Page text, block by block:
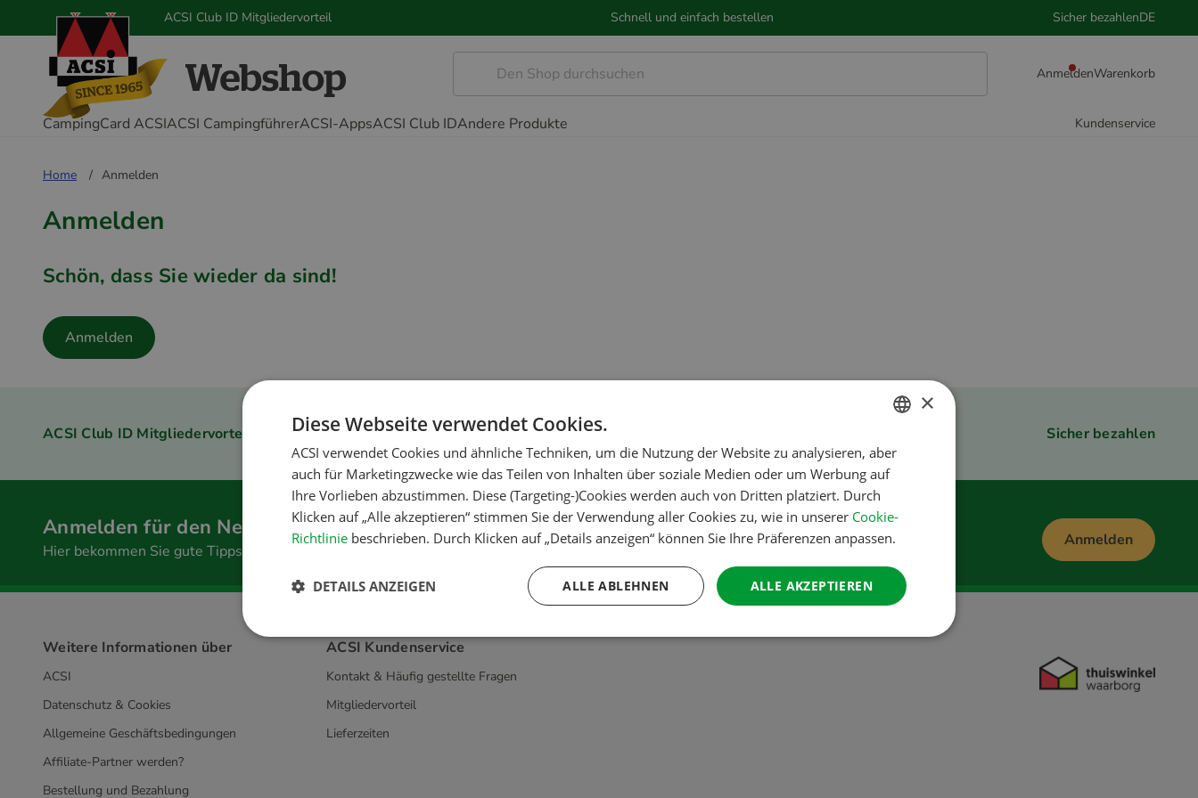
ACSI Club ID Mitgliedervorteil Schnell und einfach bestellen Sicher bezahlenDE
AnmeldenWarenkorb
CampingCard ACSIACSI CampingführerACSI-AppsACSI Club IDAndere Produkte Kundenservice
Home Anmelden
Anmelden
Schön, dass Sie wieder da sind!
Anmelden
ACSI Club ID Mitgliedervorteil Schnell und einfach bestellen Sicher bezahlen
Anmelden für den Newsletter
Hier bekommen Sie gute Tipps und Sonderangebote
Anmelden
Weitere Informationen über
ACSI
Datenschutz & Cookies
Allgemeine Geschäftsbedingungen
Affiliate-Partner werden?
Bestellung und Bezahlung
ACSI Kundenservice
Kontakt & Häufig gestellte Fragen
Mitgliedervorteil
Lieferzeiten
DUTCH
ENGLISH
FRENCH
GERMAN
ITALIAN
DANISH
×
Diese Webseite verwendet Cookies.
ACSI verwendet Cookies und ähnliche Techniken, um die Nutzung der Website zu analysieren, aber
auch für Marketingzwecke wie das Teilen von Inhalten über soziale Medien oder um Werbung auf
Ihre Vorlieben abzustimmen. Diese (Targeting-)Cookies werden auch von Dritten platziert. Durch
Klicken auf „Alle akzeptieren“ stimmen Sie der Verwendung aller Cookies zu, wie in unserer Cookie-
Richtlinie beschrieben. Durch Klicken auf „Details anzeigen“ können Sie Ihre Präferenzen anpassen.
ALLE AKZEPTIEREN
ALLE ABLEHNEN
DETAILS ANZEIGEN